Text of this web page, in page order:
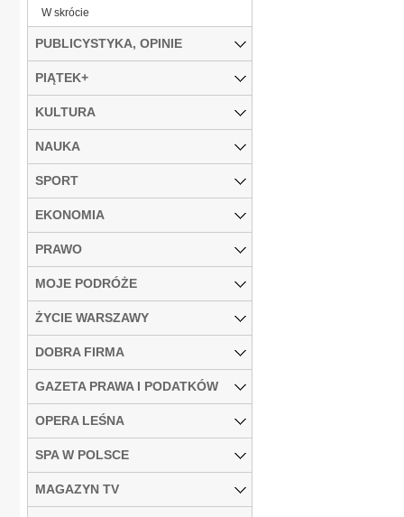
W skrócie
PUBLICYSTYKA, OPINIE
PIĄTEK+
KULTURA
NAUKA
SPORT
EKONOMIA
PRAWO
MOJE PODRÓŻE
ŻYCIE WARSZAWY
DOBRA FIRMA
GAZETA PRAWA I PODATKÓW
OPERA LEŚNA
SPA W POLSCE
MAGAZYN TV